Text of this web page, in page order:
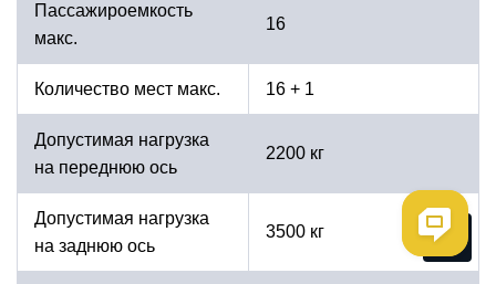
Пассажироемкость
макс.
16
Количество мест макс. 16 + 1
Допустимая нагрузка
на переднюю ось
2200 кг
Допустимая нагрузка
на заднюю ось
3500 кг